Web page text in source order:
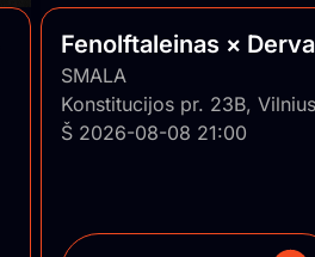
Fenolftaleinas × Derva
SMALA
Konstitucijos pr. 23B, Vilnius
Š 2026-08-08 21:00